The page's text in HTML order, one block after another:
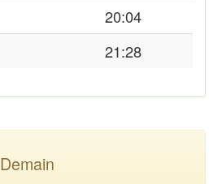
20:04
21:28
Demain